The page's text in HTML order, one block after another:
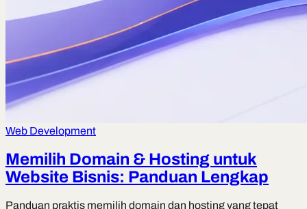
Web Development
Memilih Domain & Hosting untuk
Website Bisnis: Panduan Lengkap
Panduan praktis memilih domain dan hosting yang tepat